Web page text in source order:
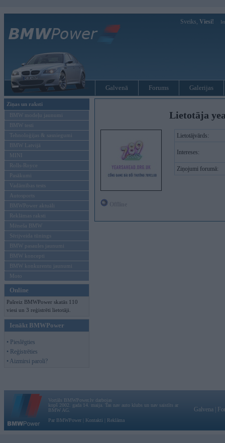
Sveiks, Viesi!
Galvenā Forums Galerijas
Ziņas un raksti
BMW modeļu jaunumi
BMW testi
Tehnoloģijas & sasniegumi
BMW Latvijā
MINI
Rolls-Royce
Pasākumi
Vadāmības tests
Autosports
BMWPower aktuāli
Reklāmas raksti
Mēneša BMW
Sērijveida tūnings
BMW pasaules jaunumi
BMW koncepti
BMW konkurentu jaunumi
Moto
Online
Pašreiz BMWPower skatās 110
viesi un 3 reģistrēti lietotāji.
Ienākt BMWPower
• Pieslēgties
• Reģistrēties
• Aizmirsi paroli?
Lietotāja
Lietotājvārds:
Intereses:
Ziņojumi forumā:
Vortāls BMWPower.lv darbojas
kopš 2002. gada 14. maija. Tas nav auto klubs un nav saistīts ar
BMW AG.
Par BMWPower
Kontakti Reklāma
Galvena